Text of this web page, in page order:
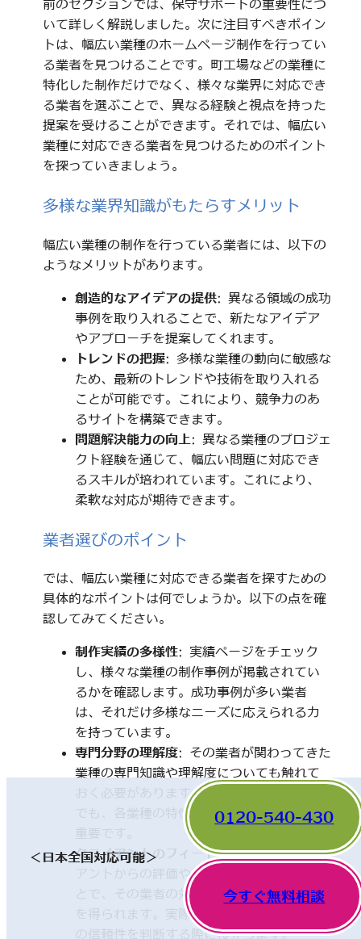
前のセクションでは、保守サポートの重要性につ
いて詳しく解説しました。次に注目すべきポイン
トは、幅広い業種のホームページ制作を行ってい
る業者を見つけることです。町工場などの業種に
特化した制作だけでなく、様々な業界に対応でき
る業者を選ぶことで、異なる経験と視点を持った
提案を受けることができます。それでは、幅広い
業種に対応できる業者を見つけるためのポイント
を探っていきましょう。
多様な業界知識がもたらすメリット
幅広い業種の制作を行っている業者には、以下の
ようなメリットがあります。
創造的なアイデアの提供: 異なる領域の成功
事例を取り入れることで、新たなアイデア
やアプローチを提案してくれます。
トレンドの把握: 多様な業種の動向に敏感な
ため、最新のトレンドや技術を取り入れる
ことが可能です。これにより、競争力のあ
るサイトを構築できます。
問題解決能力の向上: 異なる業種のプロジェ
クト経験を通じて、幅広い問題に対応でき
るスキルが培われています。これにより、
柔軟な対応が期待できます。
業者選びのポイント
では、幅広い業種に対応できる業者を探すための
具体的なポイントは何でしょうか。以下の点を確
認してみてください。
制作実績の多様性: 実績ページをチェック
し、様々な業種の制作事例が掲載されてい
るかを確認します。成功事例が多い業者
は、それだけ多様なニーズに応えられる力
を持っています。
専門分野の理解度: その業者が関わってきた
業種の専門知識や理解度についても触れて
おく必要があります。一見、異なった分野
でも、各業種の特性を理解していることが
クライアントのフィードバック: 他のクライ
アントからの評価やレビューを確認するこ
とで、その業者の対応や成果に関する情報
を得られます。実際の利用者の声は、業者
の信頼性を判断する際に役立ちます。
＜日本全国対応可能＞
0120-540-430
今すぐ無料相談